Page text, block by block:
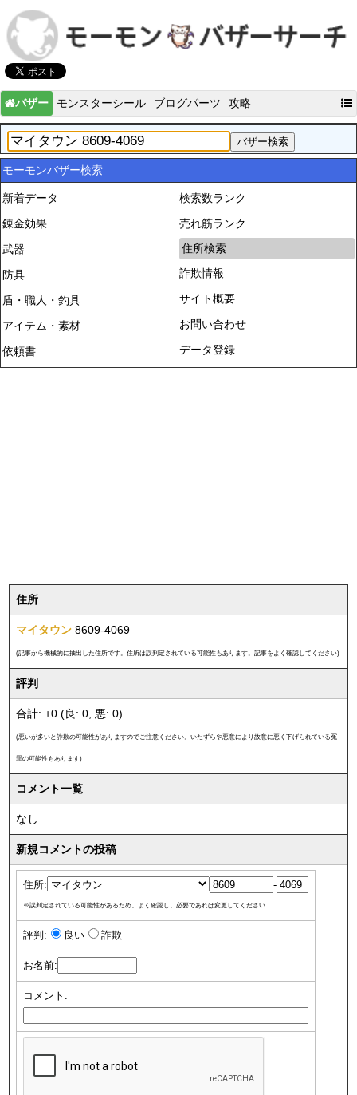
バザー モンスターシール ブログパーツ 攻略
モーモンバザー検索
新着データ
錬金効果
武器
防具
盾・職人・釣具
アイテム・素材
依頼書
検索数ランク
売れ筋ランク
住所検索
詐欺情報
サイト概要
お問い合わせ
データ登録
住所
マイタウン 8609-4069
(記事から機械的に抽出した住所です。住所は誤判定されている可能性もあります。記事をよく確認してください)
評判
合計: +0 (良: 0, 悪: 0)
(悪いが多いと詐欺の可能性がありますのでご注意ください。いたずらや悪意により故意に悪く下げられている冤
罪の可能性もあります)
コメント一覧
なし
新規コメントの投稿
住所: -
※誤判定されている可能性があるため、よく確認し、必要であれば変更してください
評判: 良い 詐欺
お名前:
コメント: